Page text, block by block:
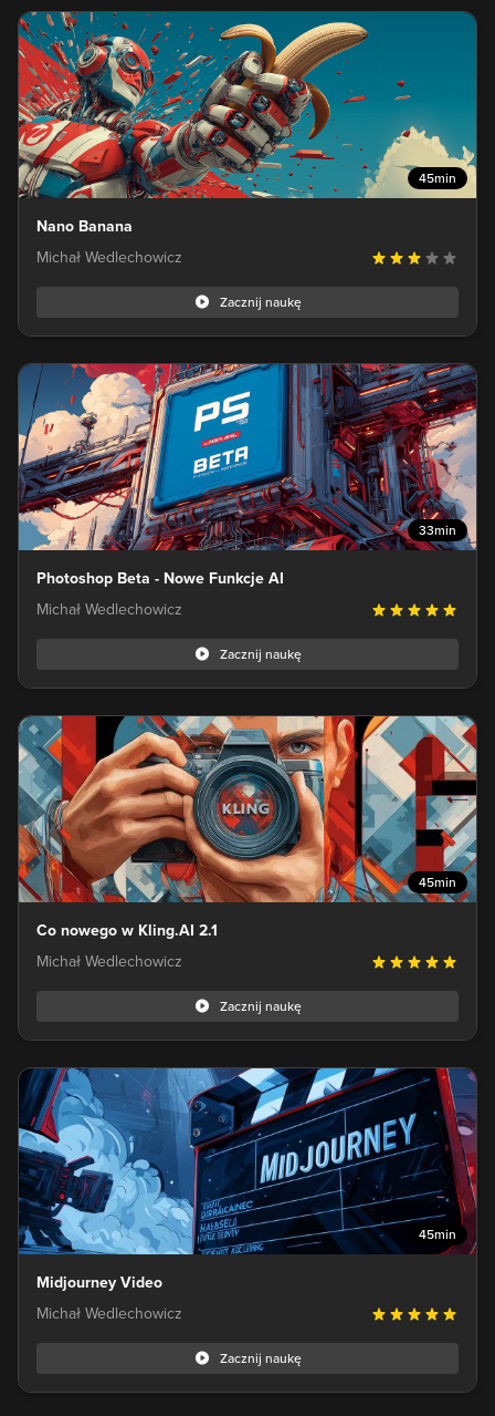
45min
Nano Banana
Michał Wedlechowicz
Zacznij naukę
33min
Photoshop Beta - Nowe Funkcje AI
Michał Wedlechowicz
Zacznij naukę
45min
Co nowego w Kling.AI 2.1
Michał Wedlechowicz
Zacznij naukę
45min
Midjourney Video
Michał Wedlechowicz
Zacznij naukę